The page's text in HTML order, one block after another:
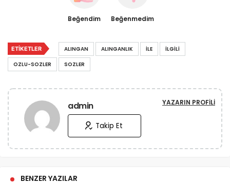
Beğendim Beğenmedim
ETIKETLER ALINGAN ALINGANLIK İLE
İLGILI
OZLU-SOZLER
SOZLER
admin YAZARIN PROFILI
Takip Et
BENZER YAZILAR